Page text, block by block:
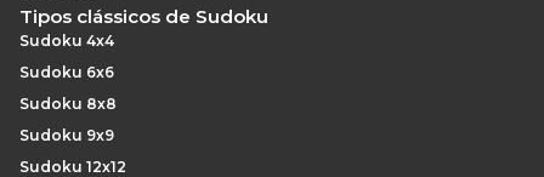
Tipos clássicos de Sudoku
Sudoku 4x4
Sudoku 6x6
Sudoku 8x8
Sudoku 9x9
Sudoku 12x12